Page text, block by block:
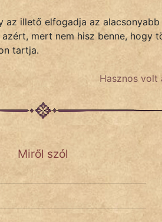
az illető elfogadja az
mert nem hisz benne, hogy
tartja.
Hasznos volt
Miről szól